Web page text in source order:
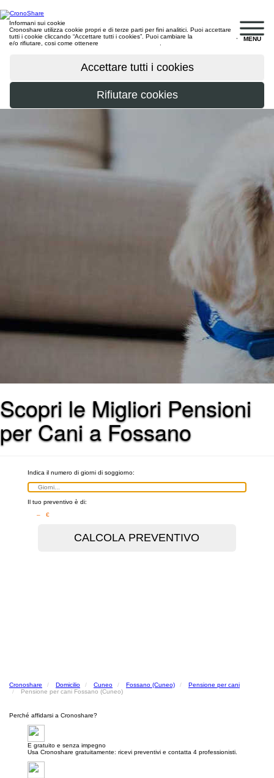
MENU
Informani sui cookie
Cronoshare utilizza cookie propri e di terze parti per fini analitici. Puoi accettare
tutti i cookie cliccando “Accettare tutti i cookies”. Puoi cambiare la
e/o rifiutare, cosi come ottenere
Scopri le Migliori Pensioni
per Cani a Fossano
Indica il numero di giorni di soggiorno:
Il tuo preventivo è di:
– €
Cronoshare Domicilio Cuneo Fossano (Cuneo)
Pensione per cani
Pensione per cani Fossano (Cuneo)
Perché affidarsi a Cronoshare?
E gratuito e senza impegno
Usa Cronoshare gratuitamente: ricevi preventivi e contatta 4 professionisti.